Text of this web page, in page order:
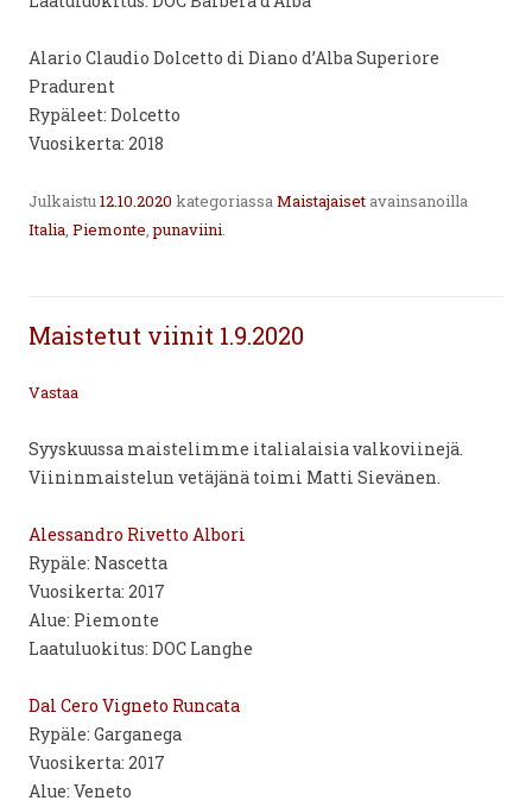
Alario Claudio Dolcetto di Diano d’Alba Superiore
Pradurent
Rypäleet: Dolcetto
Vuosikerta: 2018
Julkaistu12.10.2020 kategoriassaMaistajaiset avainsanoilla
Italia, Piemonte,punaviini.
Maistetut viinit 1.9.2020
Vastaa
Syyskuussa maistelimme italialaisia valkoviinejä.
Viininmaistelun vetäjänä toimi Matti Sievänen.
Alessandro Rivetto Albori
Rypäle: Nascetta
Vuosikerta: 2017
Alue: Piemonte
Laatuluokitus: DOC Langhe
Dal Cero Vigneto Runcata
Rypäle: Garganega
Vuosikerta: 2017
Alue: Veneto